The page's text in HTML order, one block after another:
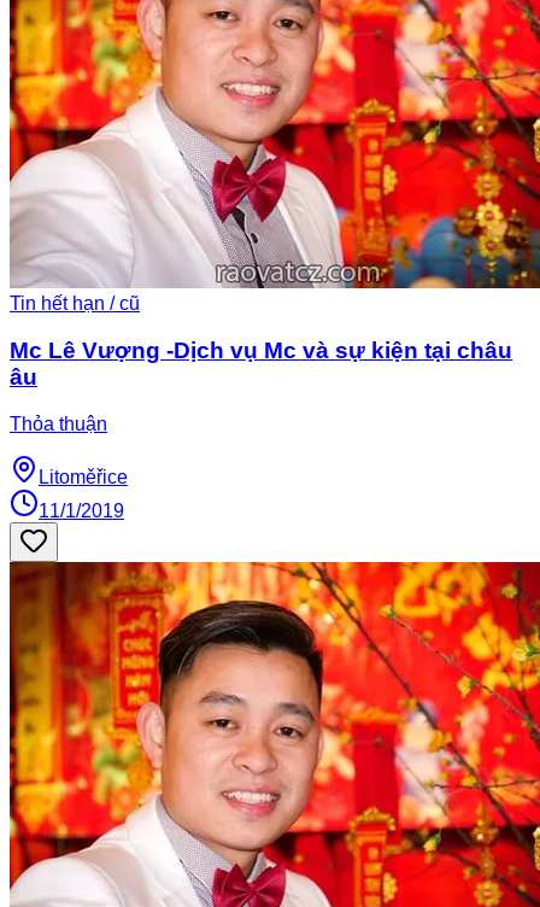
Tin hết hạn / cũ
Mc Lê Vượng -Dịch vụ Mc và sự kiện tại châu
âu
Thỏa thuận
Litoměřice
11/1/2019